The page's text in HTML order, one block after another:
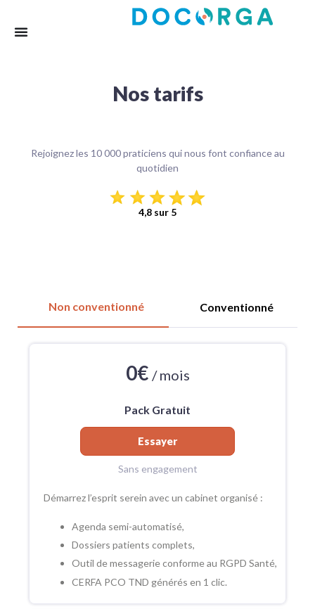
Nos tarifs
Rejoignez les 10 000 praticiens qui nous font confiance au
quotidien
4,8 sur 5
Non conventionné Conventionné
0€ / mois
Pack Gratuit
Essayer
Sans engagement
Démarrez l’esprit serein avec un cabinet organisé :
Agenda semi-automatisé,
Dossiers patients complets,
Outil de messagerie conforme au RGPD Santé,
CERFA PCO TND générés en 1 clic.